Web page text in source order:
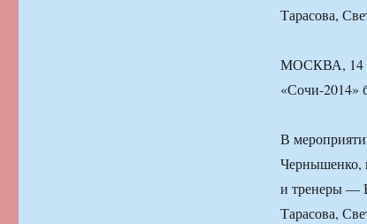
Тарасова,
МОСКВА, 14
«Сочи-2014»
В
Чернышенко,
и тренеры —
Тарасова,